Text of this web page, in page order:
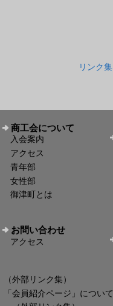
リンク集
商工会について
入会案内
アクセス
青年部
女性部
御津町とは
部リンク集）
会員紹介ページ」について
お問い合わせ
アクセス